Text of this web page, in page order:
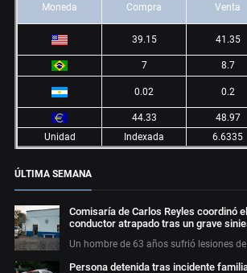
Moneda Compra Venta
39.15 41.35
7 8.7
0.02 0.2
44.33
48.97
Unidad
Indexada 6.6335
ÚLTIMA SEMANA
Comisaría de Carlos Reyles coordinó
conductor atrapado tras un grave
Un hombre de 63 años sufrió lesiones de
Persona detenida tras incidente